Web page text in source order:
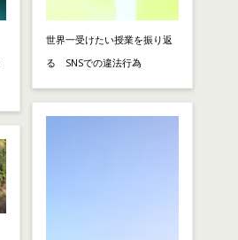
世界一受けたい授業を振り返
る SNSでの違法行為